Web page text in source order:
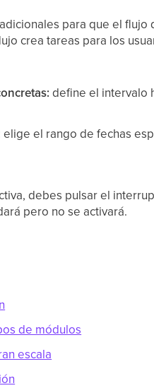
para que el flujo
crea tareas para los
define el intervalo
elige el rango de fechas
debes pulsar el
pero no se activará.
de módulos
escala